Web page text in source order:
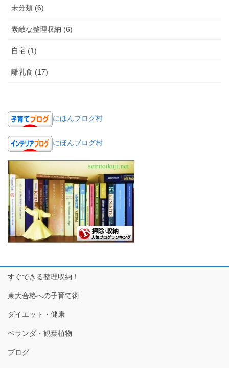
未分類 (6)
素敵な整理収納 (6)
自宅 (1)
離乳食 (17)
にほんブログ村
にほんブログ村
すぐできる整理収納！
東大合格への子育て術
ダイエット・健康
ベランダ・観葉植物
ブログ